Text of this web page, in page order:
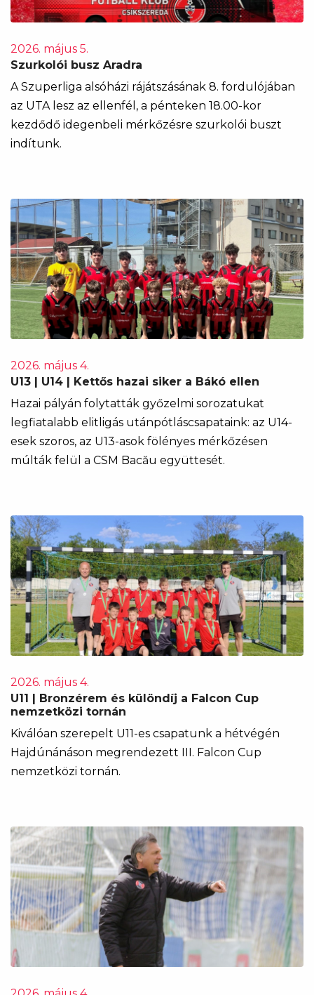
2026. május 5.
Szurkolói busz Aradra
A Szuperliga alsóházi rájátszásának 8. fordulójában
az UTA lesz az ellenfél, a pénteken 18.00-kor
kezdődő idegenbeli mérkőzésre szurkolói buszt
indítunk.
2026. május 4.
U13 | U14 | Kettős hazai siker a Bákó ellen
Hazai pályán folytatták győzelmi sorozatukat
legfiatalabb elitligás utánpótláscsapataink: az U14-
esek szoros, az U13-asok fölényes mérkőzésen
múlták felül a CSM Bacău együttesét.
2026. május 4.
U11 | Bronzérem és különdíj a Falcon Cup
nemzetközi tornán
Kiválóan szerepelt U11-es csapatunk a hétvégén
Hajdúnánáson megrendezett III. Falcon Cup
nemzetközi tornán.